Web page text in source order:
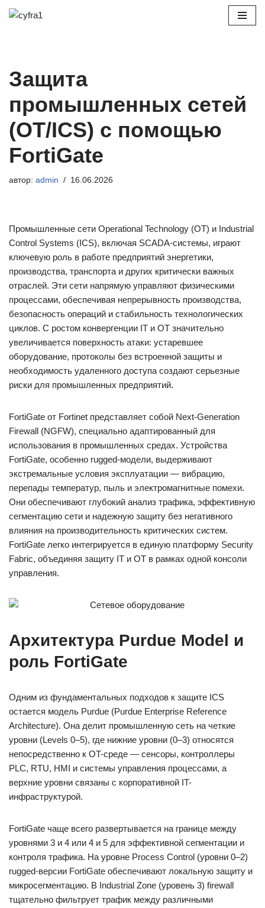
Защита
промышленных сетей
(OT/ICS) с помощью
FortiGate
автор: admin 16.06.2026
Промышленные сети Operational Technology (OT) и Industrial
Control Systems (ICS), включая SCADA-системы, играют
ключевую роль в работе предприятий энергетики,
производства, транспорта и других критически важных
отраслей. Эти сети напрямую управляют физическими
процессами, обеспечивая непрерывность производства,
безопасность операций и стабильность технологических
циклов. С ростом конвергенции IT и OT значительно
увеличивается поверхность атаки: устаревшее
оборудование, протоколы без встроенной защиты и
необходимость удаленного доступа создают серьезные
риски для промышленных предприятий.
FortiGate от Fortinet представляет собой Next-Generation
Firewall (NGFW), специально адаптированный для
использования в промышленных средах. Устройства
FortiGate, особенно rugged-модели, выдерживают
экстремальные условия эксплуатации — вибрацию,
перепады температур, пыль и электромагнитные помехи.
Они обеспечивают глубокий анализ трафика, эффективную
сегментацию сети и надежную защиту без негативного
влияния на производительность критических систем.
FortiGate легко интегрируется в единую платформу Security
Fabric, объединяя защиту IT и OT в рамках одной консоли
управления.
Архитектура Purdue Model и
роль FortiGate
Одним из фундаментальных подходов к защите ICS
остается модель Purdue (Purdue Enterprise Reference
Architecture). Она делит промышленную сеть на четкие
уровни (Levels 0–5), где нижние уровни (0–3) относятся
непосредственно к OT-среде — сенсоры, контроллеры
PLC, RTU, HMI и системы управления процессами, а
верхние уровни связаны с корпоративной IT-
инфраструктурой.
FortiGate чаще всего развертывается на границе между
уровнями 3 и 4 или 4 и 5 для эффективной сегментации и
контроля трафика. На уровне Process Control (уровни 0–2)
rugged-версии FortiGate обеспечивают локальную защиту и
микросегментацию. В Industrial Zone (уровень 3) firewall
тщательно фильтрует трафик между различными